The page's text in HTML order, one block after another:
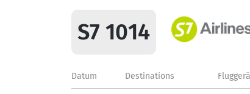
S7 1014
Datum Destinations